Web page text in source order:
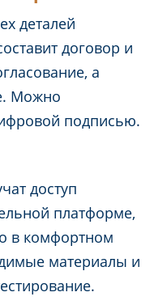
деталей
договор и
а
Можно
подписью.
доступ
платформе,
в комфортном
материалы и